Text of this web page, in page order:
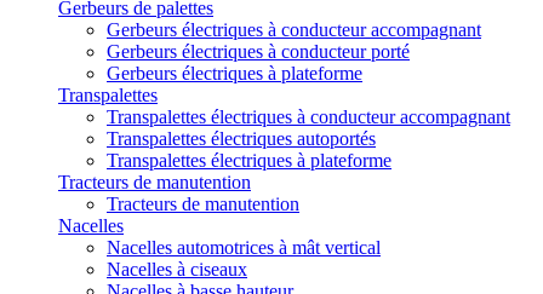
Gerbeurs de palettes
Gerbeurs électriques à conducteur accompagnant
Gerbeurs électriques à conducteur porté
Gerbeurs électriques à plateforme
Transpalettes
Transpalettes électriques à conducteur accompagnant
Transpalettes électriques autoportés
Transpalettes électriques à plateforme
Tracteurs de manutention
Tracteurs de manutention
Nacelles
Nacelles automotrices à mât vertical
Nacelles à ciseaux